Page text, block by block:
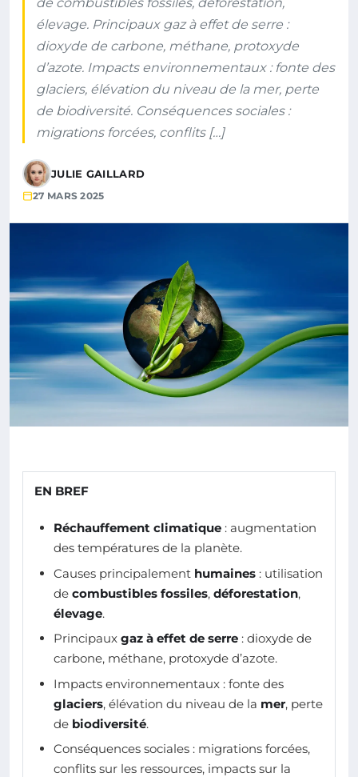
élevage. Principaux gaz à effet de serre :
dioxyde de carbone, méthane, protoxyde
d’azote. Impacts environnementaux : fonte des
glaciers, élévation du niveau de la mer, perte
de biodiversité. Conséquences sociales :
migrations forcées, conflits […]
JULIE GAILLARD
27 MARS 2025
EN BREF
Réchauffement climatique : augmentation
des températures de la planète.
Causes principalement humaines : utilisation
de combustibles fossiles, déforestation,
élevage.
Principaux gaz à effet de serre : dioxyde de
carbone, méthane, protoxyde d’azote.
Impacts environnementaux : fonte des
glaciers, élévation du niveau de la mer, perte
de biodiversité.
Conséquences sociales : migrations forcées,
conflits sur les ressources, impacts sur la